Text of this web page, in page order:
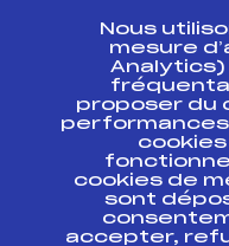
Ressources
Pass’Neige
Projet sportif
Projet de
Antidopage
Pôle
Nous
mesure
Analytics)
proposer du
performances
cookies de
sont
accepter,